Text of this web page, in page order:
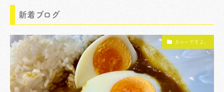
新着ブログ
カレーですよ。